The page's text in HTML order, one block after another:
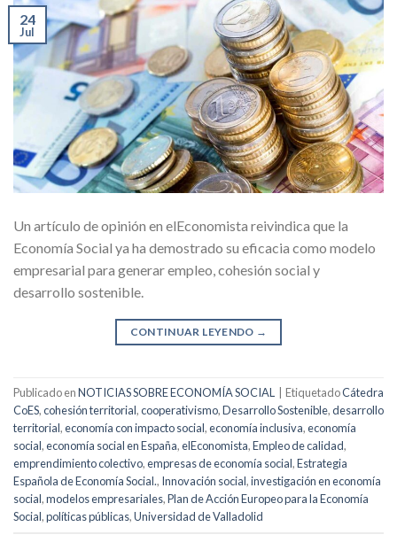
24
Jul
Un artículo de opinión en elEconomista reivindica que la
Economía Social ya ha demostrado su eficacia como modelo
empresarial para generar empleo, cohesión social y
desarrollo sostenible.
CONTINUAR LEYENDO →
Publicado enNOTICIAS SOBRE ECONOMÍA SOCIAL EtiquetadoCátedra
CoES,cohesión territorial,cooperativismo,Desarrollo Sostenible,desarrollo
territorial,economía con impacto social,economía inclusiva,economía
social,economía social en España,elEconomista,Empleo de calidad,
emprendimiento colectivo,empresas de economía social,Estrategia
Española de Economía Social., Innovación social,investigación en economía
social,modelos empresariales,Plan de Acción Europeo para la Economía
Social,políticas públicas,Universidad de Valladolid